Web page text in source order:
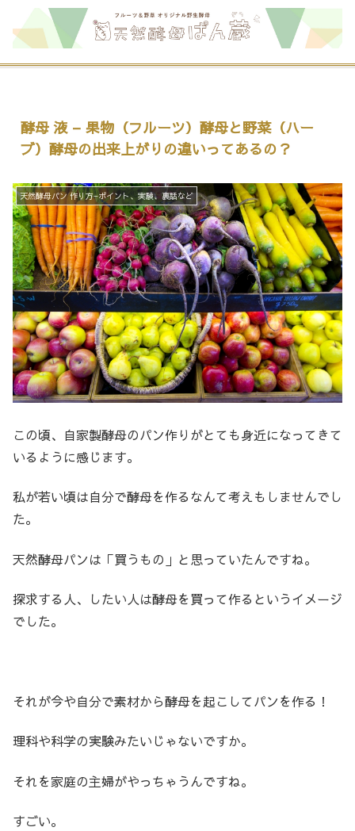
酵母 液 – 果物（フルーツ）酵母と野菜（ハー
ブ）酵母の出来上がりの違いってあるの？
天然酵母パン 作り方−ポイント、実験、裏話など
この頃、自家製酵母のパン作りがとても身近になってきて
いるように感じます。
私が若い頃は自分で酵母を作るなんて考えもしませんでし
た。
天然酵母パンは「買うもの」と思っていたんですね。
探求する人、したい人は酵母を買って作るというイメージ
でした。
それが今や自分で素材から酵母を起こしてパンを作る！
理科や科学の実験みたいじゃないですか。
それを家庭の主婦がやっちゃうんですね。
すごい。